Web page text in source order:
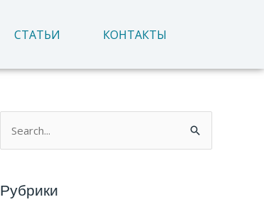
СТАТЬИ КОНТАКТЫ
сРубрики